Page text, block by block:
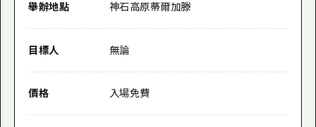
舉辦地點 神石高原蒂爾加滕
目標人 無論
價格 入場免費